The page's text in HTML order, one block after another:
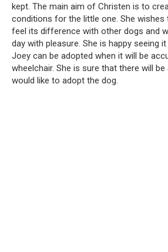
kept. The main aim of Christen is to
conditions for the little one. She wishes
feel its difference with other dogs and
day with pleasure. She is happy seeing
Joey can be adopted when it will be
wheelchair. She is sure that there will
would like to adopt the dog.